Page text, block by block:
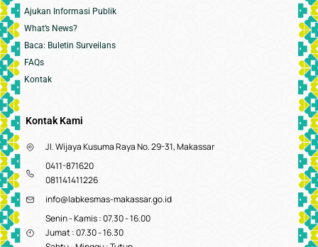
Ajukan Informasi Publik
What’s News?
Baca: Buletin Surveilans
FAQs
Kontak
Kontak Kami
Jl. Wijaya Kusuma Raya No. 29-31, Makassar
0411-871620
081141411226
info@labkesmas-makassar.go.id
Senin - Kamis : 07.30 - 16.00
Jumat : 07.30 - 16.30